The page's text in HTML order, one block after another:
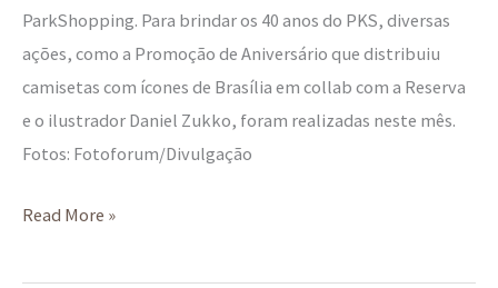
ParkShopping. Para brindar os 40 anos do PKS, diversas
ações, como a Promoção de Aniversário que distribuiu
camisetas com ícones de Brasília em collab com a Reserva
e o ilustrador Daniel Zukko, foram realizadas neste mês.
Fotos: Fotoforum/Divulgação
Read More »